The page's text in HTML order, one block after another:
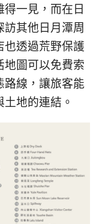
一見，而在日
訪其他日月潭周
也透過荒野保護
地圖可以免費索
路線，讓旅客能
地的連結。